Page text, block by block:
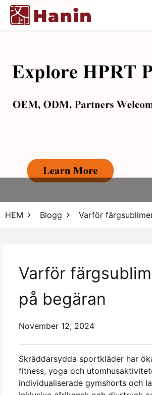
HEM Blogg Varför
Varför
på begäran
November 12, 2024
Skräddarsydda sportkläder har
fitness, yoga och
individualiserade gymshorts och